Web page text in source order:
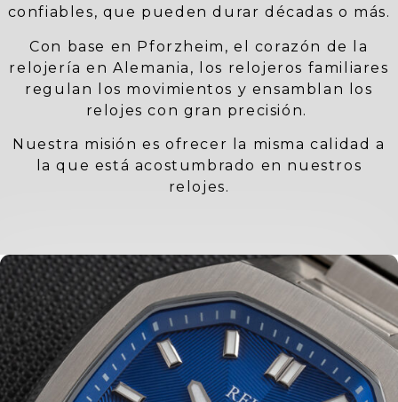
confiables, que pueden durar décadas o más.
Con base en Pforzheim, el corazón de la
relojería en Alemania, los relojeros familiares
regulan los movimientos y ensamblan los
relojes con gran precisión.
Nuestra misión es ofrecer la misma calidad a
la que está acostumbrado en nuestros
relojes.